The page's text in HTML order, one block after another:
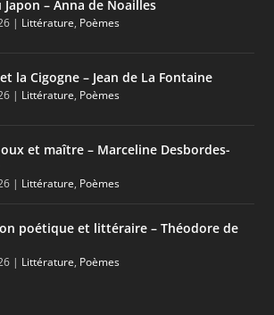
Japon – Anna de Noailles
| Littérature, Poèmes
la Cigogne – Jean de La Fontaine
| Littérature, Poèmes
et maître – Marceline Desbordes-
| Littérature, Poèmes
poétique et littéraire – Théodore de
| Littérature, Poèmes